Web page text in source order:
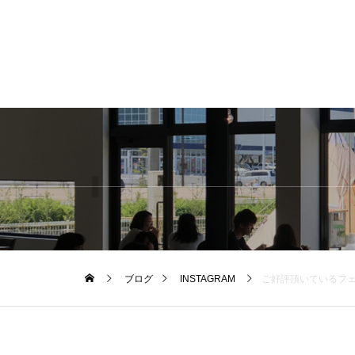
ブログ INSTAGRAM ご好評頂いているフェイスシールド、オンライン